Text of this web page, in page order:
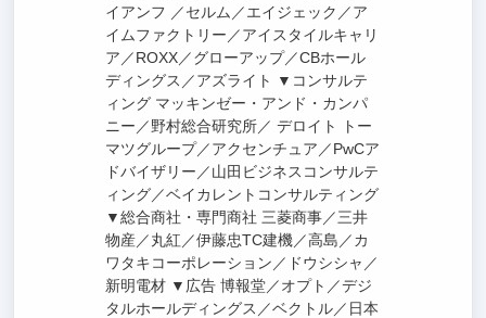
イアンフ ／セルム／エイジェック／ア
イムファクトリー／アイスタイルキャリ
ア／ROXX／グローアップ／CBホール
ディングス／アズライト ▼コンサルテ
ィング マッキンゼー・アンド・カンパ
ニー／野村総合研究所／ デロイト トー
マツグループ／アクセンチュア／PwCア
ドバイザリー／山田ビジネスコンサルテ
ィング／ベイカレントコンサルティング
▼総合商社・専門商社 三菱商事／三井
物産／丸紅／伊藤忠TC建機／高島／カ
ワタキコーポレーション／ドウシシャ／
新明電材 ▼広告 博報堂／オプト／デジ
タルホールディングス／ベクトル／日本